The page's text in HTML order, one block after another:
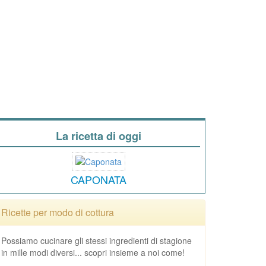
La ricetta di oggi
CAPONATA
Ricette per modo di cottura
Possiamo cucinare gli stessi ingredienti di stagione
in mille modi diversi... scopri insieme a noi come!